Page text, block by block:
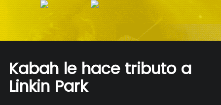
Kabah le hace tributo a
Linkin Park